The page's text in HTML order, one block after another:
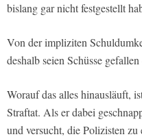
bislang gar nicht festgestellt
Von der impliziten
deshalb seien Schüsse
Worauf das alles hinausläuft,
Straftat. Als er dabei
und versucht, die Polizisten zu